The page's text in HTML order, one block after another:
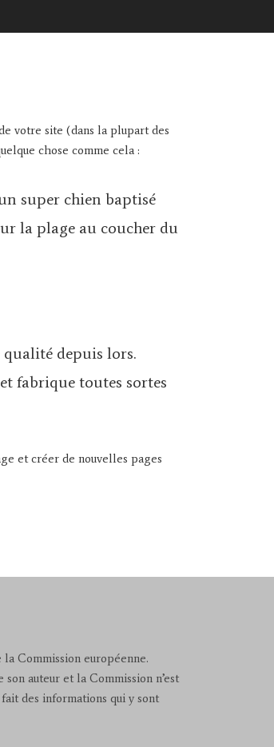
votre site (dans la plupart des
chose comme cela :
super chien baptisé
la plage au coucher du
qualité depuis lors.
fabrique toutes sortes
et créer de nouvelles pages
Commission européenne.
auteur et la Commission n’est
des informations qui y sont